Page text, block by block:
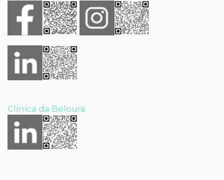
Clínica da Beloura